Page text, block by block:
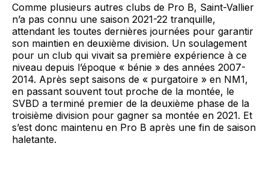
Comme plusieurs autres clubs de Pro B, Saint-Vallier
n’a pas connu une saison 2021-22 tranquille,
attendant les toutes dernières journées pour garantir
son maintien en deuxième division. Un soulagement
pour un club qui vivait sa première expérience à ce
niveau depuis l’époque « bénie » des années 2007-
2014. Après sept saisons de « purgatoire » en NM1,
en passant souvent tout proche de la montée, le
SVBD a terminé premier de la deuxième phase de la
troisième division pour gagner sa montée en 2021. Et
s’est donc maintenu en Pro B après une fin de saison
haletante.